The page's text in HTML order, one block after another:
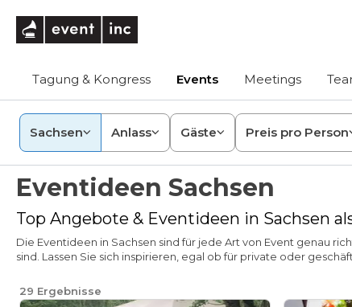
Tagung & Kongress Events Meetings
Sachsen Anlass Gäste Preis pro Person
Eventideen Sachsen
Top Angebote & Eventideen in Sachsen
Die Eventideen in Sachsen sind für jede Art von Event genau
sind. Lassen Sie sich inspirieren, egal ob für private oder
29 Ergebnisse